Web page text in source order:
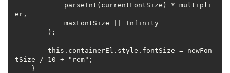
er,
            maxFontSize || Infinity
        );
tSize / 10 + "rem";
    }